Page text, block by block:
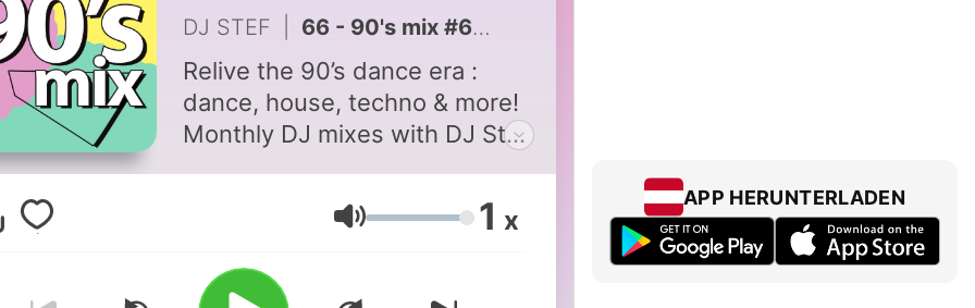
DJ STEF 66 - 90's mix #64 - strictly rhythm 1990-92
Relive the 90’s dance era :
dance, house, techno & more!
Monthly DJ mixes with DJ Stef.
: dance, house, techno & plus
Stef. DJ Stef takes you back to
Lautstärke 1 x
APP HERUNTERLADEN